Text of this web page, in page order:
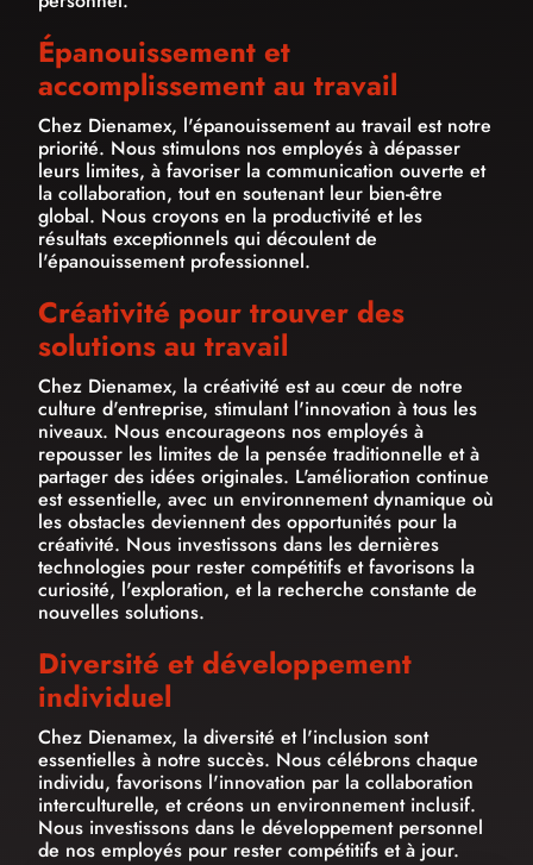
Épanouissement et
accomplissement au travail
Chez Dienamex, l'épanouissement au travail est notre
priorité. Nous stimulons nos employés à dépasser
leurs limites, à favoriser la communication ouverte et
la collaboration, tout en soutenant leur bien-être
global. Nous croyons en la productivité et les
résultats exceptionnels qui découlent de
l'épanouissement professionnel.
Créativité pour trouver des
solutions au travail
Chez Dienamex, la créativité est au cœur de notre
culture d'entreprise, stimulant l'innovation à tous les
niveaux. Nous encourageons nos employés à
repousser les limites de la pensée traditionnelle et à
partager des idées originales. L'amélioration continue
est essentielle, avec un environnement dynamique où
les obstacles deviennent des opportunités pour la
créativité. Nous investissons dans les dernières
technologies pour rester compétitifs et favorisons la
curiosité, l'exploration, et la recherche constante de
nouvelles solutions.
Diversité et développement
individuel
Chez Dienamex, la diversité et l'inclusion sont
essentielles à notre succès. Nous célébrons chaque
individu, favorisons l'innovation par la collaboration
interculturelle, et créons un environnement inclusif.
Nous investissons dans le développement personnel
de nos employés pour rester compétitifs et à jour.